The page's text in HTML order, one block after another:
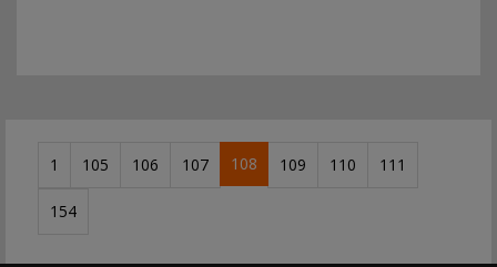
1 105 106 107 108 109 110 111
154